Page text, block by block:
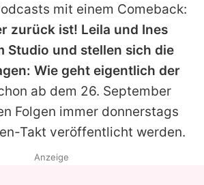
mit einem Comeback:
zurück ist! Leila und Ines
Studio und stellen sich die
Wie geht eigentlich der
ab dem 26. September
Folgen immer donnerstags
Takt veröffentlicht werden.
Anzeige